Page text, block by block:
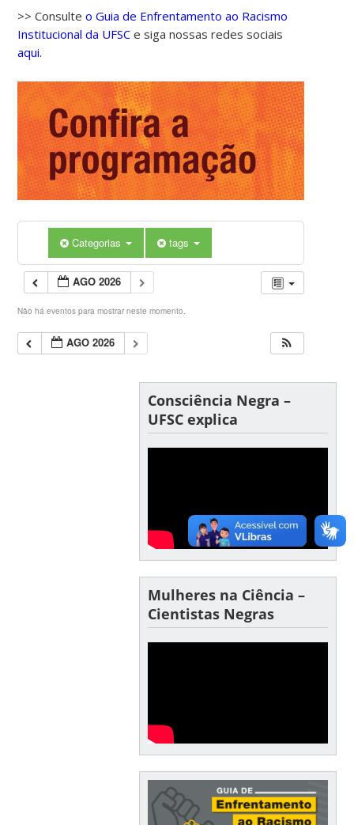
>> Consulteo Guia de Enfrentamento ao Racismo
Institucional da UFSC e siga nossas redes sociais
aqui.
Categorias tags
AGO 2026
Não há eventos para mostrar neste momento.
AGO 2026
Consciência Negra –
UFSC explica
Mulheres na Ciência –
Cientistas Negras